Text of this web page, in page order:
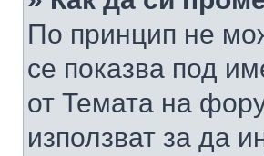
По принцип не
се показва под
от Темата на
използват за да